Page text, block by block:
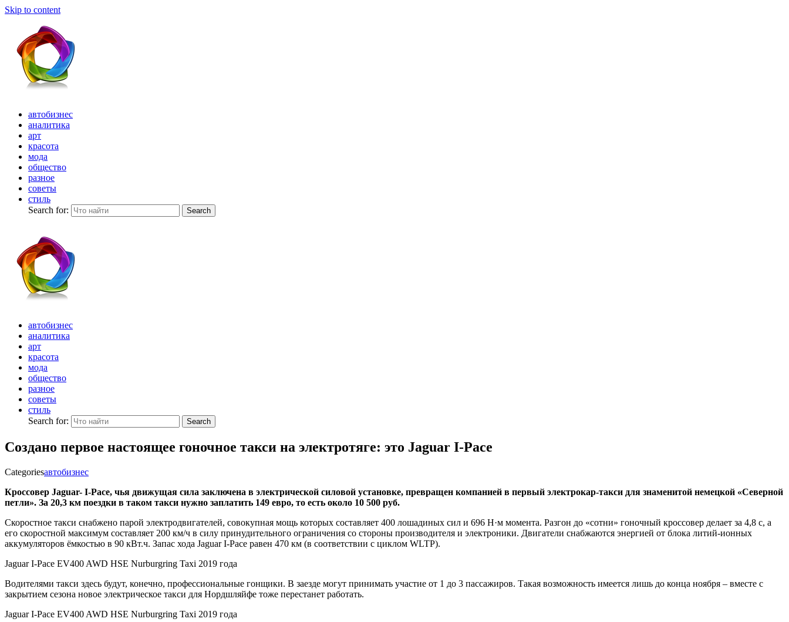
Skip to content
автобизнес
аналитика
арт
красота
мода
общество
разное
советы
стиль
Search for:
Search
автобизнес
аналитика
арт
красота
мода
общество
разное
советы
стиль
Search for:
Search
Создано первое настоящее гоночное такси на электротяге: это Jaguar I-Pace
Categoriesавтобизнес
Кроссовер Jaguar- I-Pace, чья движущая сила заключена в электрической силовой установке, превращен компанией в первый электрокар-такси для знаменитой немецкой «Северной
петли». За 20,3 км поездки в таком такси нужно заплатить 149 евро, то есть около 10 500 руб.
Скоростное такси снабжено парой электродвигателей, совокупная мощь которых составляет 400 лошадиных сил и 696 Н·м момента. Разгон до «сотни» гоночный кроссовер делает за 4,8 с, а
его скоростной максимум составляет 200 км/ч в силу принудительного ограничения со стороны производителя и электроники. Двигатели снабжаются энергией от блока литий-ионных
аккумуляторов ёмкостью в 90 кВт.ч. Запас хода Jaguar I-Pace равен 470 км (в соответствии с циклом WLTP).
Jaguar I-Pace EV400 AWD HSE Nurburgring Taxi 2019 года
Водителями такси здесь будут, конечно, профессиональные гонщики. В заезде могут принимать участие от 1 до 3 пассажиров. Такая возможность имеется лишь до конца ноября – вместе с
закрытием сезона новое электрическое такси для Нордшляйфе тоже перестанет работать.
Jaguar I-Pace EV400 AWD HSE Nurburgring Taxi 2019 года